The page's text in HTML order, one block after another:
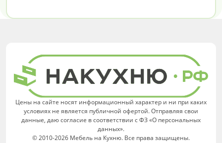
Цены на сайте носят информационный характер и ни при каких
условиях не является публичной офертой. Отправляя свои
данные, даю согласие в соответствии с ФЗ «О персональных
данных».
© 2010-2026 Мебель на Кухню. Все права защищены.